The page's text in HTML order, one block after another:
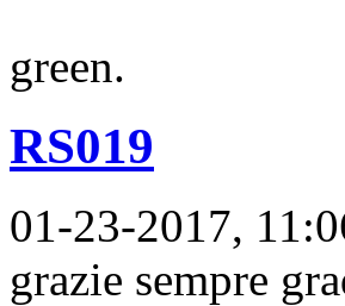
green.
RS019
01-23-2017,
grazie sempre